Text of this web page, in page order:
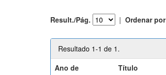
Result./Pág. | Ordenar por
Resultado 1-1 de 1.
Ano de
Título